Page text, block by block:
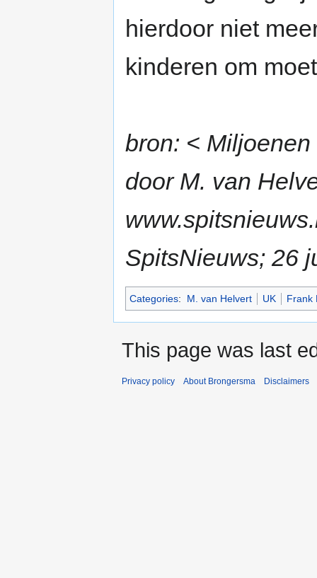
hierdoor niet
kinderen om
bron: <
door M. van
SpitsNieuws; 26
Categories: M. van Helvert UK Frank
This page was last
Privacy policy About Brongersma Disclaimers